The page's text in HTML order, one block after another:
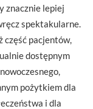
znacznie lepiej
spektakularne.
część pacjentów,
dostępnym
pożytkiem dla
i dla